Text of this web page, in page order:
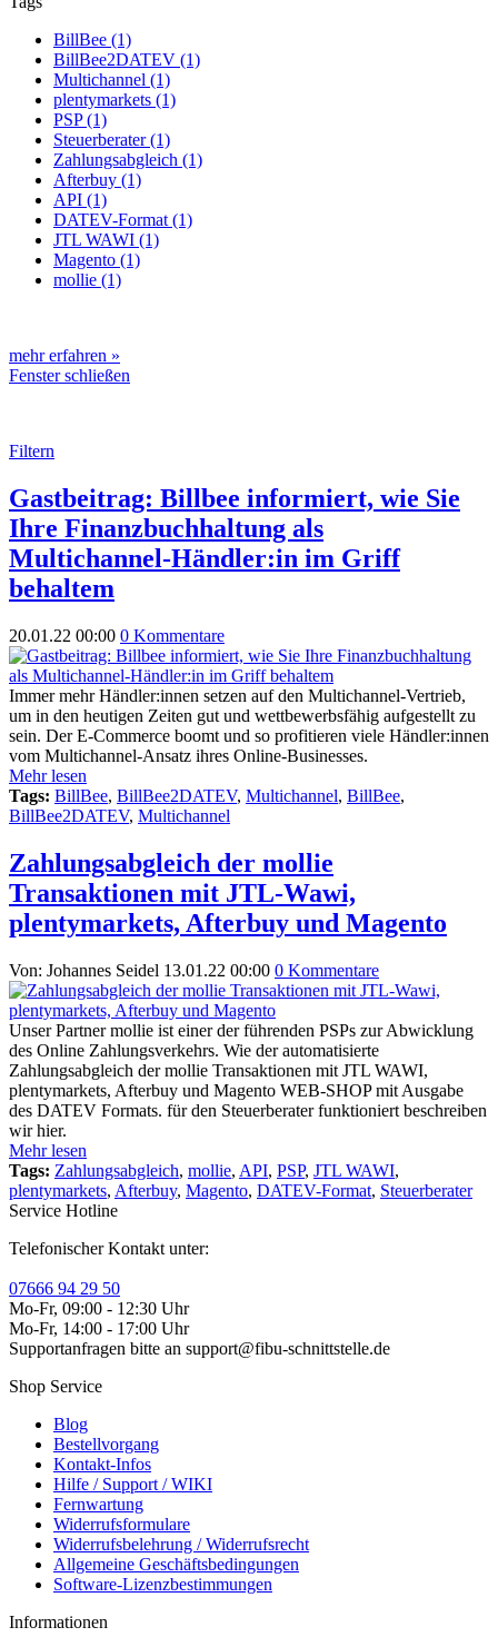
BillBee (1)
BillBee2DATEV (1)
Multichannel (1)
plentymarkets (1)
PSP (1)
Steuerberater (1)
Zahlungsabgleich (1)
Afterbuy (1)
API (1)
DATEV-Format (1)
JTL WAWI (1)
Magento (1)
mollie (1)
mehr erfahren »
Fenster schließen
Filtern
Gastbeitrag: Billbee informiert, wie Sie
Ihre Finanzbuchhaltung als
Multichannel-Händler:in im Griff
behaltem
20.01.22 00:00 0 Kommentare
Immer mehr Händler:innen setzen auf den Multichannel-Vertrieb,
um in den heutigen Zeiten gut und wettbewerbsfähig aufgestellt zu
sein. Der E-Commerce boomt und so profitieren viele Händler:innen
vom Multichannel-Ansatz ihres Online-Businesses.
Mehr lesen
Tags: BillBee, BillBee2DATEV, Multichannel, BillBee,
BillBee2DATEV, Multichannel
Zahlungsabgleich der mollie
Transaktionen mit JTL-Wawi,
plentymarkets, Afterbuy und Magento
Von: Johannes Seidel 13.01.22 00:00 0 Kommentare
Unser Partner mollie ist einer der führenden PSPs zur Abwicklung
des Online Zahlungsverkehrs. Wie der automatisierte
Zahlungsabgleich der mollie Transaktionen mit JTL WAWI,
plentymarkets, Afterbuy und Magento WEB-SHOP mit Ausgabe
des DATEV Formats. für den Steuerberater funktioniert beschreiben
wir hier.
Mehr lesen
Tags: Zahlungsabgleich, mollie, API, PSP, JTL WAWI,
plentymarkets, Afterbuy, Magento, DATEV-Format, Steuerberater
Service Hotline
Telefonischer Kontakt unter:
07666 94 29 50
Mo-Fr, 09:00 - 12:30 Uhr
Mo-Fr, 14:00 - 17:00 Uhr
Supportanfragen bitte an support@fibu-schnittstelle.de
Shop Service
Blog
Bestellvorgang
Kontakt-Infos
Hilfe / Support / WIKI
Fernwartung
Widerrufsformulare
Widerrufsbelehrung / Widerrufsrecht
Allgemeine Geschäftsbedingungen
Software-Lizenzbestimmungen
Informationen